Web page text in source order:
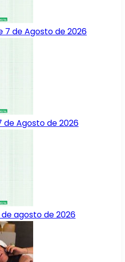
7 de Agosto de 2026
de Agosto de 2026
agosto de 2026